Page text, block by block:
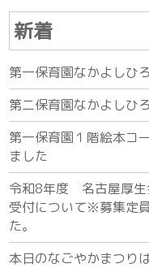
新着
第一保育園なかよしひ
第二保育園なかよしひ
第一保育園１階絵本コ
ました
令和8年度 名古屋厚生
受付について※募集定
た。
本日のなごやかまつり